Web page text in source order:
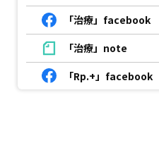
「治療」facebook
「治療」note
「Rp.+」facebook